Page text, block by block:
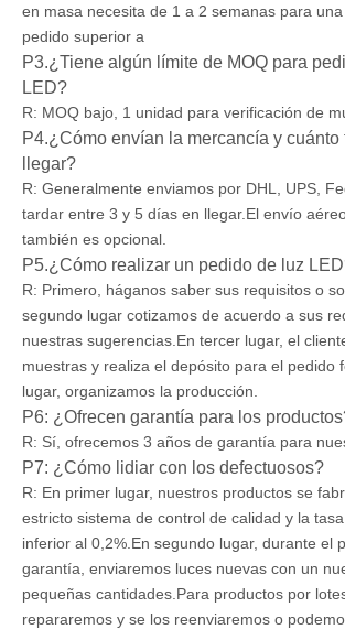
en masa necesita de 1 a 2 semanas para
pedido superior a
P3.¿Tiene algún límite de MOQ para
LED?
R: MOQ bajo, 1 unidad para verificación de
P4.¿Cómo envían la mercancía y cuánto
llegar?
R: Generalmente enviamos por DHL, UPS,
tardar entre 3 y 5 días en llegar.El envío
también es opcional.
P5.¿Cómo realizar un pedido de luz
R: Primero, háganos saber sus requisitos o
segundo lugar cotizamos de acuerdo a sus
nuestras sugerencias.En tercer lugar, el
muestras y realiza el depósito para el pedido
lugar, organizamos la producción.
P6: ¿Ofrecen garantía para los
R: Sí, ofrecemos 3 años de garantía para
P7: ¿Cómo lidiar con los defectuosos?
R: En primer lugar, nuestros productos se
estricto sistema de control de calidad y la
inferior al 0,2%.En segundo lugar, durante el
garantía, enviaremos luces nuevas con un
pequeñas cantidades.Para productos por
repararemos y se los reenviaremos o